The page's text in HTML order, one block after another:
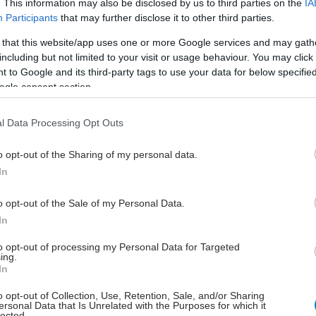
This information may also be disclosed by us to third parties on the
Participants that may further disclose it to other third parties.
that this website/app uses one or more Google services and may
but not limited to your visit or usage behaviour. You may
to Google and its third-party tags to use your data for below
consent section.
Data Processing Opt Outs
opt-out of the Sharing of my personal data.
opt-out of the Sale of my Personal Data.
opt-out of processing my Personal Data for Targeted
opt-out of Collection, Use, Retention, Sale, and/or Sharing
Data that Is Unrelated with the Purposes for which it
ρύπανση συνδέεται με
νόσους [μελέτη]
που εκτέθηκαν σε ατμοσφαιρική ρύπανση είχαν
επίπεδα αντιπυρηνικών αντισωμάτων.
από εμφυτεύματα σιλικόνης στο
το σύνδομο ASIA και τι συμβουλεύουν οι
08 Οκτωβρίου 2025, 11:23